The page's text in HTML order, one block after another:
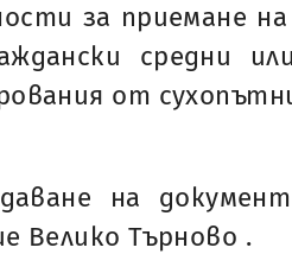
за приемане
средни
от
на
Велико Търново .